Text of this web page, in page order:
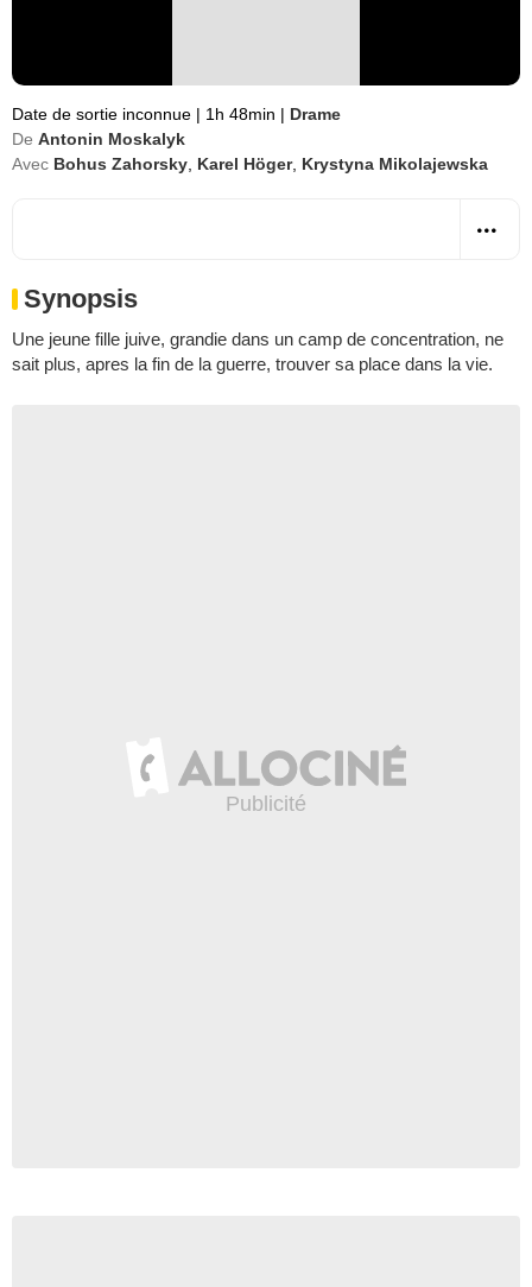
Date de sortie inconnue | 1h 48min | Drame
De Antonin Moskalyk
Avec Bohus Zahorsky Karel Höger, Krystyna Mikolajewska
Synopsis
Une jeune fille juive, grandie dans un camp de concentration, ne
sait plus, apres la fin de la guerre, trouver sa place dans la vie.